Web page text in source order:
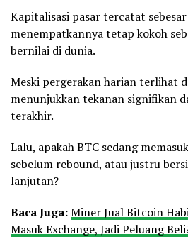
Kapitalisasi pasar tercatat
menempatkannya tetap kokoh
bernilai di dunia.
Meski pergerakan harian terlihat
menunjukkan tekanan signifikan
terakhir.
Lalu, apakah BTC sedang
sebelum rebound, atau justru
lanjutan?
Baca Juga:Miner Jual Bitcoin
Masuk Exchange, Jadi Peluang